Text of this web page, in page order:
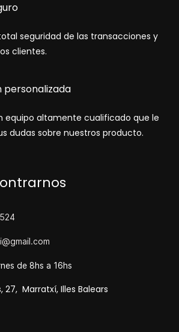
seguridad de las transacciones y
clientes.
personalizada
equipo altamente cualificado que le
dudas sobre nuestros producto.
de 8hs a 16hs
27, Marratxí, Illes Balears